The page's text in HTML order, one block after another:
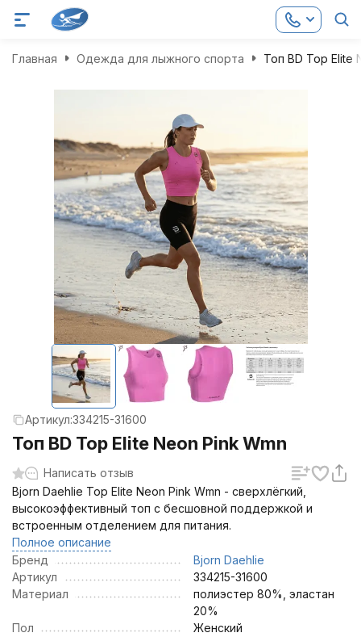
Главная Одежда для лыжного спорта Топ BD Top Elite
Артикул:334215-31600
Топ BD Top Elite Neon Pink Wmn
Написать отзыв
Bjorn Daehlie Top Elite Neon Pink Wmn - сверхлёгкий,
высокоэффективный топ с бесшовной поддержкой и
встроенным отделением для питания.
Полное описание
Бренд
Bjorn Daehlie
Артикул
334215-31600
Материал
полиэстер 80%, эластан
20%
Пол
Женский